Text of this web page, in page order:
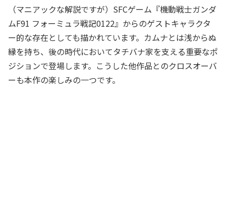
（マニアックな解説ですが）SFCゲーム『機動戦士ガンダ
ムF91 フォーミュラ戦記0122』からのゲストキャラクタ
ー的な存在としても描かれています。カムナとは浅からぬ
縁を持ち、後の時代においてタチバナ家を支える重要なポ
ジションで登場します。こうした他作品とのクロスオーバ
ーも本作の楽しみの一つです。